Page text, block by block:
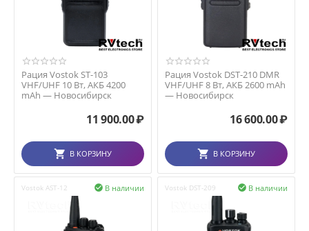
Рация Vostok ST-103
VHF/UHF 10 Вт, АКБ 4200
mAh — Новосибирск
11 900.00₽
В КОРЗИНУ
Рация Vostok DST-210 DMR
VHF/UHF 8 Вт, АКБ 2600 mAh
— Новосибирск
16 600.00₽
В КОРЗИНУ
Vostok AST-12 В наличии
 Vostok DST-209 В наличии
